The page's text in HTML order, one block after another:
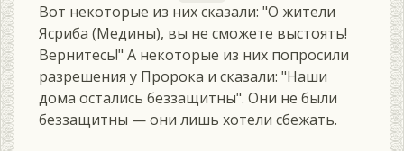
Вот некоторые из них сказали: "О жители
Ясриба (Медины), вы не сможете выстоять!
Вернитесь!" А некоторые из них попросили
разрешения у Пророка и сказали: "Наши
дома остались беззащитны". Они не были
беззащитны — они лишь хотели сбежать.